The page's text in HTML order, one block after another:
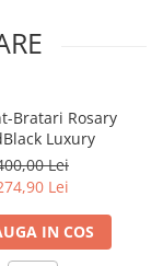
Bratari Rosary
Luxury
Lei
Lei
IN COS